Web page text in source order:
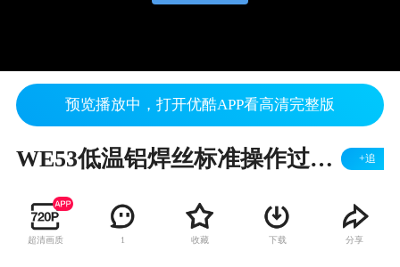
预览播放中，打开优酷APP看高清完整版
WE53低温铝焊丝标准操作过程视频 +追
超清画质 1 收藏 下载 分享